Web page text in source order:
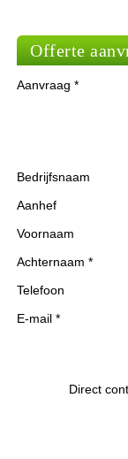
Offerte
Aanvraag *
Bedrijfsnaam
Aanhef
Voornaam
Achternaam *
Telefoon
E-mail *
Direct